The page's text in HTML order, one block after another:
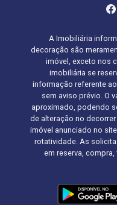
A Imobiliária
decoração são
imóvel, exceto nos
imobiliária se
informação referente
sem aviso prévio. O
aproximado, podendo
de alteração no
imóvel anunciado no
rotatividade. As
em reserva,